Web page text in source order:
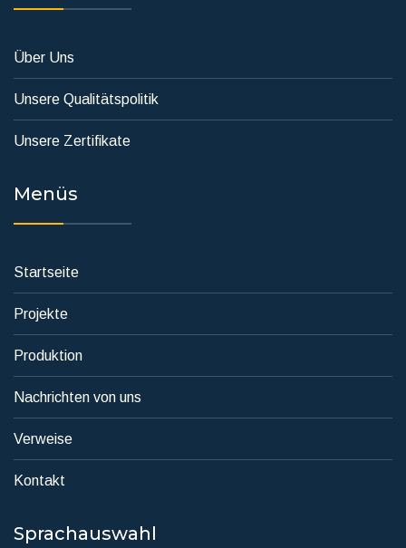
Über Uns
Unsere Qualitätspolitik
Unsere Zertifikate
Menüs
Startseite
Projekte
Produktion
Nachrichten von uns
Verweise
Kontakt
Sprachauswahl